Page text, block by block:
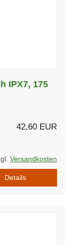
IPX7, 175
42,60 EUR
Versandkosten